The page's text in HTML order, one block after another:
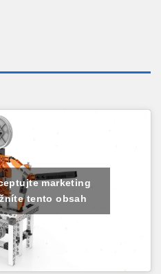
marketing
tento obsah